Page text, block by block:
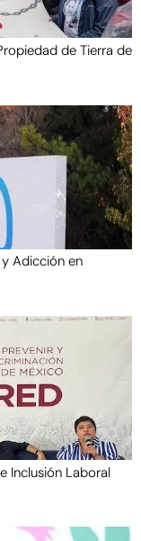
de Tierra de
Adicción en
Inclusión Laboral